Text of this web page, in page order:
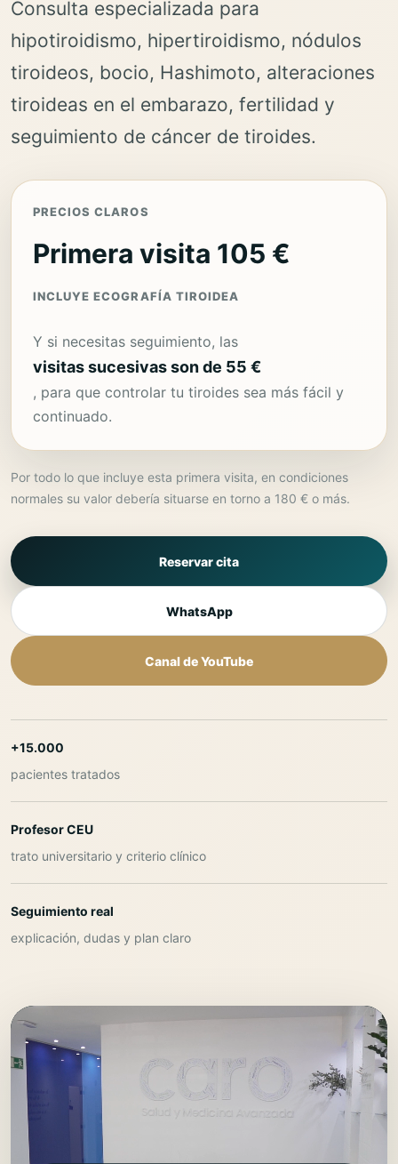
Consulta especializada para
hipotiroidismo, hipertiroidismo, nódulos
tiroideos, bocio, Hashimoto, alteraciones
tiroideas en el embarazo, fertilidad y
seguimiento de cáncer de tiroides.
PRECIOS CLAROS
Primera visita 105 €
INCLUYE ECOGRAFÍA TIROIDEA
Y si necesitas seguimiento, las
visitas sucesivas son de 55 €
, para que controlar tu tiroides sea más fácil y
continuado.
Por todo lo que incluye esta primera visita, en condiciones
normales su valor debería situarse en torno a 180 € o más.
Reservar cita
WhatsApp
Canal de YouTube
+15.000
pacientes tratados
Profesor CEU
trato universitario y criterio clínico
Seguimiento real
explicación, dudas y plan claro